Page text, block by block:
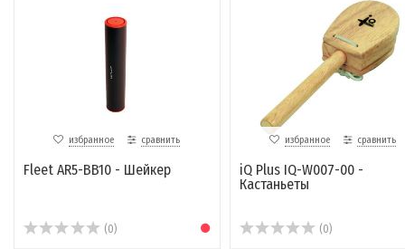
избранное сравнить
Fleet AR5-BB10 - Шейкер
(0)
избранное сравнить
iQ Plus IQ-W007-00 -
Кастаньеты
(0)